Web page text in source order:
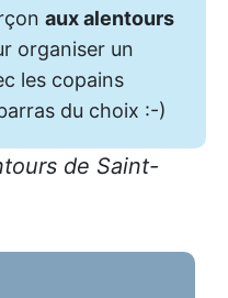
aux alentours
organiser un
les copains
du choix :-)
de Saint-